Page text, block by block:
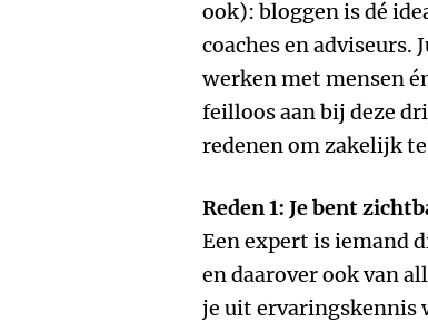
ook): bloggen is dé
coaches en adviseurs.
werken met mensen
feilloos aan bij deze
redenen om zakelijk
Reden 1: Je bent
Een expert is iemand
en daarover ook van
je uit ervaringskennis